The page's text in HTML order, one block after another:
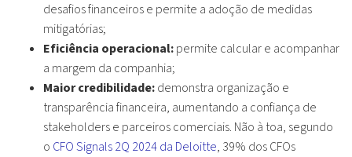
desafios financeiros e permite a adoção de medidas
mitigatórias;
Eficiência operacional:permite calcular e acompanhar
a margem da companhia;
Maior credibilidade:demonstra organização e
transparência financeira, aumentando a confiança de
stakeholders e parceiros comerciais. Não à toa, segundo
o CFO Signals 2Q 2024 da Deloitte, 39% dos CFOs